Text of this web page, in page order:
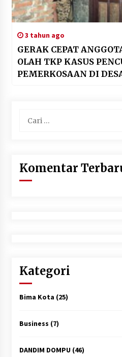
3 tahun ago
GERAK CEPAT
OLAH TKP KASUS
PEMERKOSAAN DI
untuk:
Komentar
Kategori
Bima Kota (25)
Business (7)
DANDIM DOMPU(46)